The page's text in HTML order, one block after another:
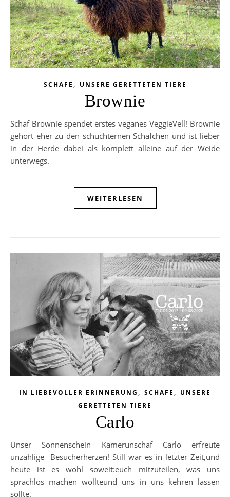
SCHAFE , UNSERE GERETTETEN TIERE
Brownie
Schaf Brownie spendet erstes veganes VeggieVell! Brownie
gehört eher zu den schüchternen Schäfchen und ist lieber
in der Herde dabei als komplett alleine auf der Weide
unterwegs.
WEITERLESEN
IN LIEBEVOLLER ERINNERUNG , SCHAFE , UNSERE
GERETTETEN TIERE
Carlo
Unser Sonnenschein Kamerunschaf Carlo erfreute
unzählige Besucherherzen! Still war es in letzter Zeit,und
heute ist es wohl soweit:euch mitzuteilen, was uns
sprachlos machen wollteund uns in uns kehren lassen
sollte.